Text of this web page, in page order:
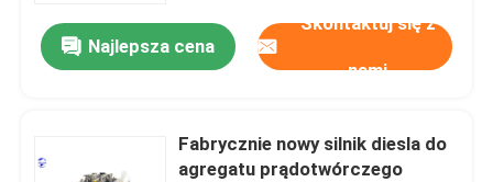
Najlepsza cena
Skontaktuj się z
nami
Fabrycznie nowy silnik diesla do
agregatu prądotwórczego